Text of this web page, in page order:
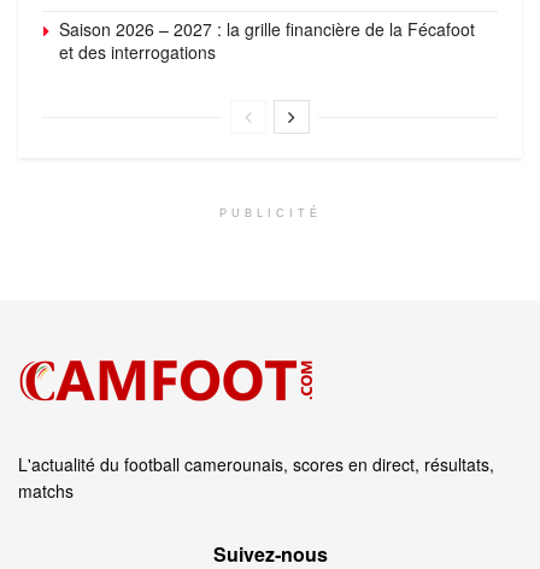
Saison 2026 – 2027 : la grille financière de la Fécafoot
et des interrogations
PUBLICITÉ
L'actualité du football camerounais, scores en direct, résultats,
matchs
Suivez‑nous